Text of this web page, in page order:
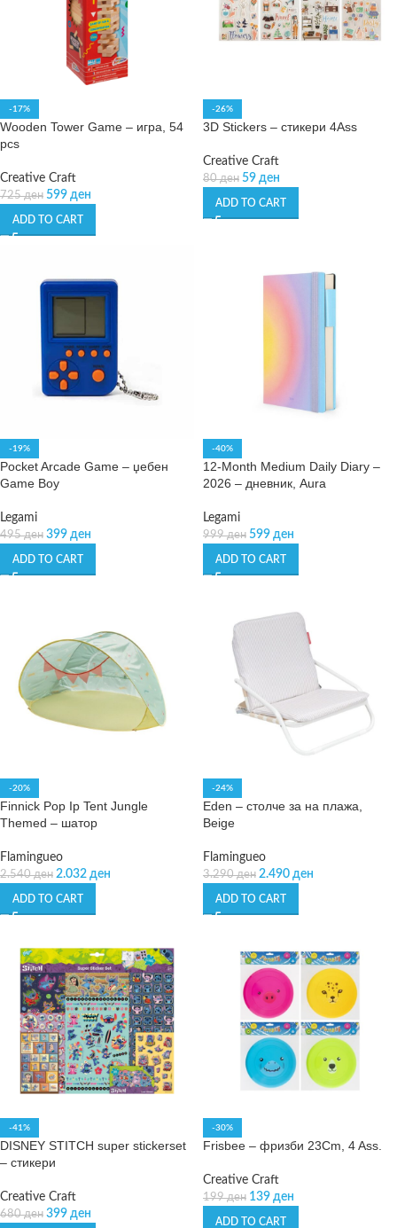
-17%
Wooden Tower Game – игра, 54
pcs
Creative Craft
725ден 599 ден
ADD TO CART
-26%
3D Stickers – стикери 4Ass
Creative Craft
80ден 59 ден
ADD TO CART
-19%
Pocket Arcade Game – џебен
Game Boy
Legami
495ден 399 ден
ADD TO CART
-40%
12-Month Medium Daily Diary –
2026 – дневник, Aura
Legami
999ден 599 ден
ADD TO CART
-20%
Finnick Pop Ip Tent Jungle
Themed – шатор
Flamingueo
2.540ден 2.032 ден
ADD TO CART
-24%
Eden – столче за на плажа,
Beige
Flamingueo
3.290ден 2.490 ден
ADD TO CART
-41%
DISNEY STITCH super stickerset
– стикери
Creative Craft
680ден 399 ден
-30%
Frisbee – фризби 23Cm, 4 Ass.
Creative Craft
199ден 139 ден
ADD TO CART